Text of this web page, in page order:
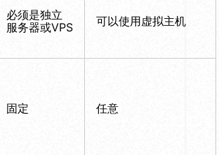
必须是独立
服务器或VPS
可以使用虚拟主机
固定 任意